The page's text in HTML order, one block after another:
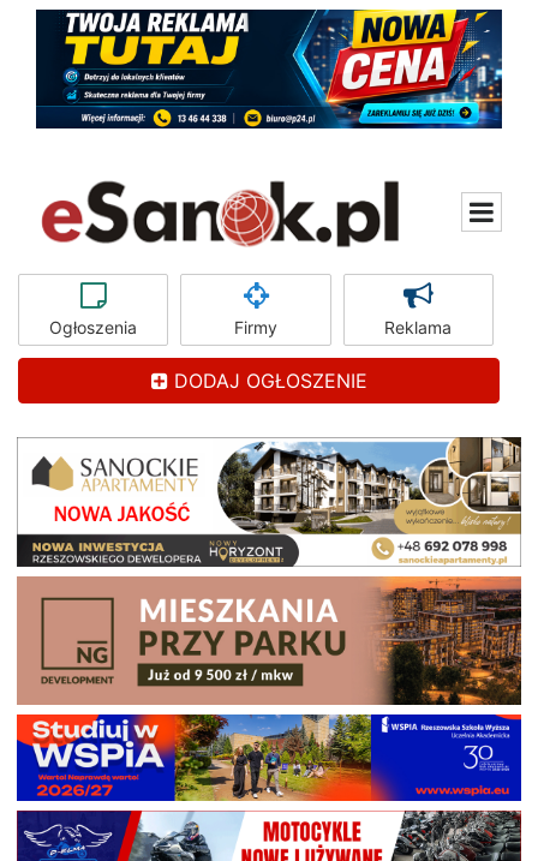
Ogłoszenia Firmy Reklama
DODAJ OGŁOSZENIE